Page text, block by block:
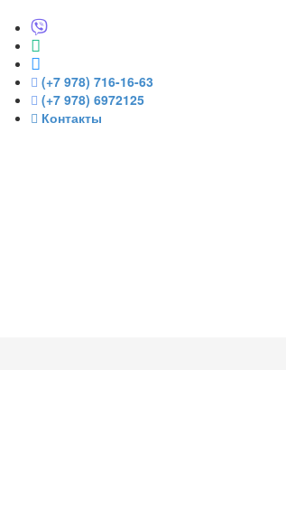
(+7 978) 716-16-63
(+7 978) 6972125
Контакты